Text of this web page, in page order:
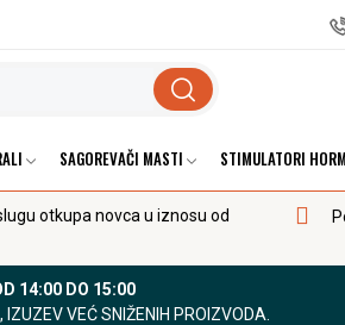
SAGOREVAČI MASTI STIMULATORI
otkupa novca u iznosu od
14:00 DO 15:00
VEĆ SNIŽENIH PROIZVODA.